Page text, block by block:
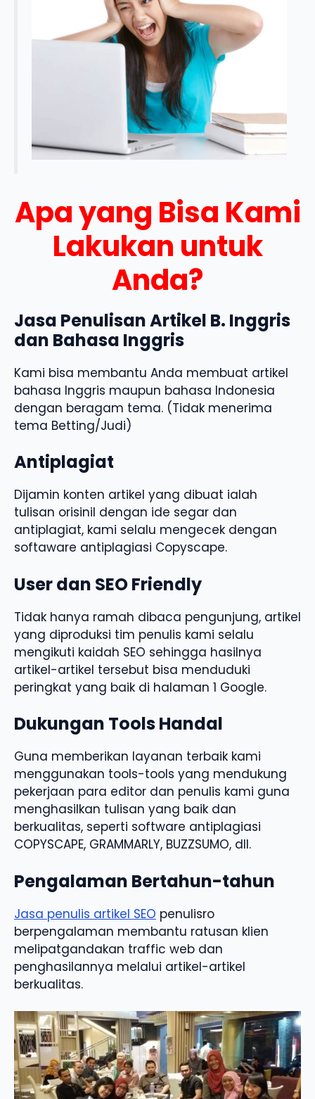
Apa yang Bisa Kami
Lakukan untuk
Anda?
Jasa Penulisan Artikel B. Inggris
dan Bahasa Inggris
Kami bisa membantu Anda membuat artikel
bahasa Inggris maupun bahasa Indonesia
dengan beragam tema. (Tidak menerima
tema Betting/Judi)
Antiplagiat
Dijamin konten artikel yang dibuat ialah
tulisan orisinil dengan ide segar dan
antiplagiat, kami selalu mengecek dengan
softaware antiplagiasi Copyscape.
User dan SEO Friendly
Tidak hanya ramah dibaca pengunjung, artikel
yang diproduksi tim penulis kami selalu
mengikuti kaidah SEO sehingga hasilnya
artikel-artikel tersebut bisa menduduki
peringkat yang baik di halaman 1 Google.
Dukungan Tools Handal
Guna memberikan layanan terbaik kami
menggunakan tools-tools yang mendukung
pekerjaan para editor dan penulis kami guna
menghasilkan tulisan yang baik dan
berkualitas, seperti software antiplagiasi
COPYSCAPE, GRAMMARLY, BUZZSUMO, dll.
Pengalaman Bertahun-tahun
Jasa penulis artikel SEO penulisro
berpengalaman membantu ratusan klien
melipatgandakan traffic web dan
penghasilannya melalui artikel-artikel
berkualitas.